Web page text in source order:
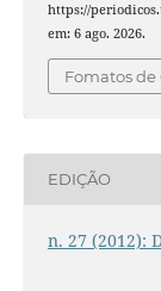
https://
em: 6 ago. 2026.
Fomatos de
EDIÇÃO
n. 27 (2012):